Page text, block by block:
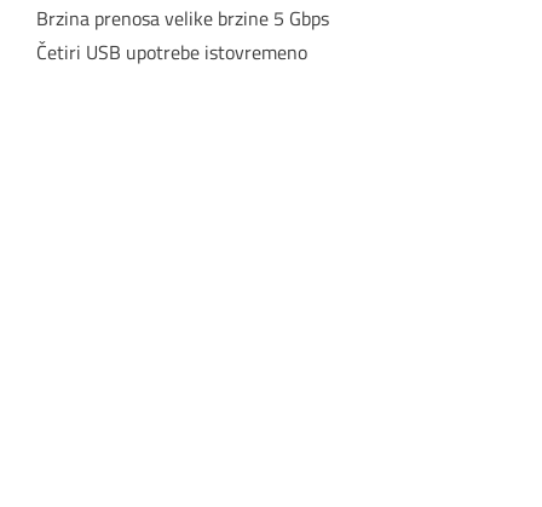
Brzina prenosa velike brzine 5 Gbps
Četiri USB upotrebe istovremeno